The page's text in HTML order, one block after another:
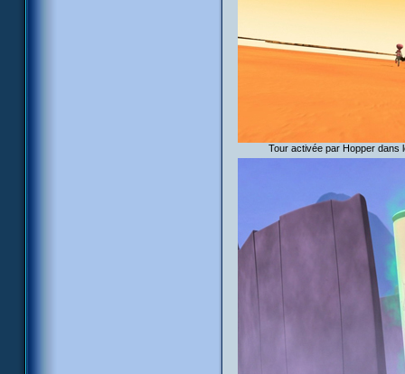
Tour activée par Hopper dans